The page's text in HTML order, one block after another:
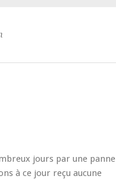
jours par une panne
à ce jour reçu aucune